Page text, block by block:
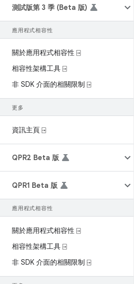
測試版第 3 季 (Beta 版)
應用程式相容性
關於應用程式相容性 ⍈
相容性架構工具 ⍈
非 SDK 介面的相關限制 ⍈
更多
資訊主頁 ⍈
QPR2 Beta 版
QPR1 Beta 版
應用程式相容性
關於應用程式相容性 ⍈
相容性架構工具 ⍈
非 SDK 介面的相關限制 ⍈